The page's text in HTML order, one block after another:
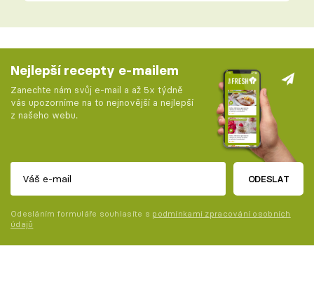
Nejlepší recepty e-mailem
Zanechte nám svůj e-mail a až 5x týdně
vás upozorníme na to nejnovější a nejlepší
z našeho webu.
ODESLAT
Odesláním formuláře souhlasíte s podmínkami zpracování osobních
údajů